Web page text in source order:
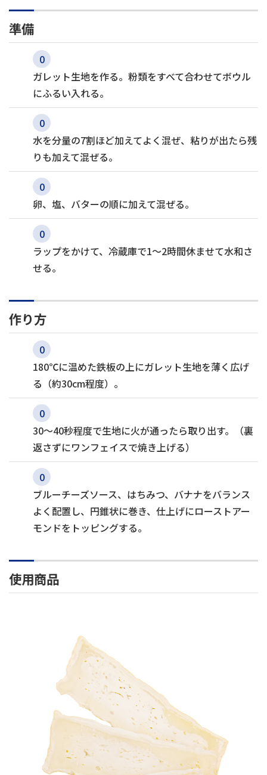
準備
ガレット生地を作る。 粉類をすべて合わせてボウル
にふるい入れる。
水を分量の7割ほど加えてよく混ぜ、粘りが出たら残
りも加えて混ぜる。
卵、塩、バターの順に加えて混ぜる。
ラップをかけて、冷蔵庫で1～2時間休ませて水和さ
せる。
作り方
180℃に温めた鉄板の上にガレット生地を薄く広げ
る（約30cm程度）。
30～40秒程度で生地に火が通ったら取り出す。（裏
返さずにワンフェイスで焼き上げる）
ブルーチーズソース、はちみつ、バナナをバランス
よく配置し、円錐状に巻き、仕上げにローストアー
モンドをトッピングする。
使用商品
CENTURION